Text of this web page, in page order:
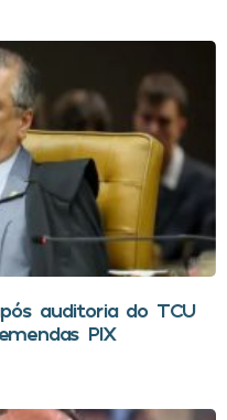
auditoria do TCU
PIX